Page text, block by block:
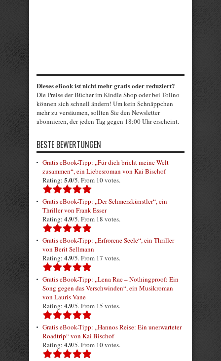
Dieses eBook ist nicht mehr gratis oder reduziert?
Die Preise der Bücher im Kindle Shop oder bei Tolino
können sich schnell ändern! Um kein Schnäppchen
mehr zu versäumen, sollten Sie den Newsletter
abonnieren, der jeden Tag gegen 18:00 Uhr erscheint.
BESTE BEWERTUNGEN
Gratis eBook-Tipp: „Für dich bricht meine Welt
zusammen“, ein Liebesroman von Kai Bischof
Rating: 5.0/5. From 10 votes.
Gratis eBook-Tipp: „Der Schmerzkünstler“, ein
Thriller von Frank Esser
Rating: 4.9/5. From 18 votes.
Gratis eBook-Tipp: „Erfrorene Seele“, ein Thriller
von Berit Sellmann
Rating: 4.9/5. From 17 votes.
Gratis eBook-Tipp: „Lena Rae – Nothingproof: Ein
Song gegen das Verschwinden“, ein Musikroman
von Lauris Vane
Rating: 4.9/5. From 15 votes.
Gratis eBook-Tipp: „Hannos Reise: Ein unerwarteter
Roadtrip“ von Kai Bischof
Rating: 4.9/5. From 10 votes.